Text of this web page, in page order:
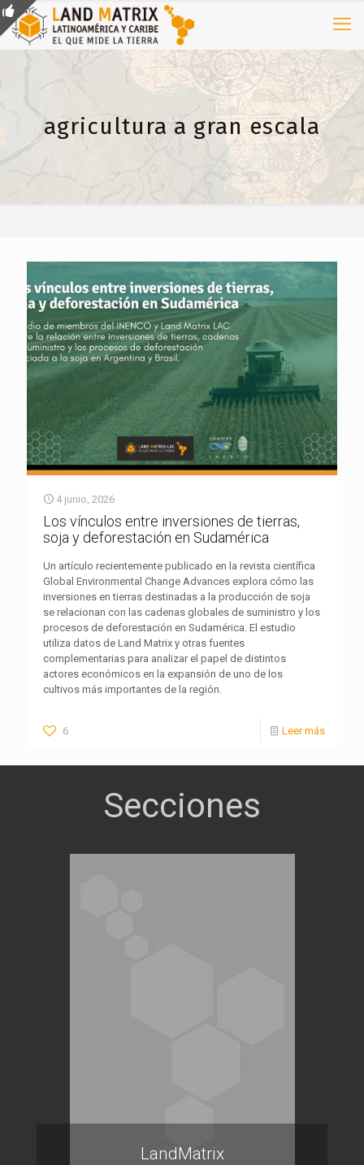
agricultura a gran escala
4 junio, 2026
Los vínculos entre inversiones de tierras,
soja y deforestación en Sudamérica
Un artículo recientemente publicado en la revista científica
Global Environmental Change Advances explora cómo las
inversiones en tierras destinadas a la producción de soja
se relacionan con las cadenas globales de suministro y los
procesos de deforestación en Sudamérica. El estudio
utiliza datos de Land Matrix y otras fuentes
complementarias para analizar el papel de distintos
actores económicos en la expansión de uno de los
cultivos más importantes de la región.
6 Leer más
LandMatrix